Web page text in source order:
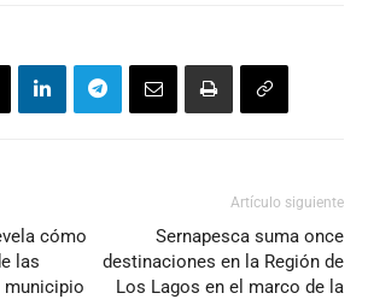
cómo
las
municipio
Artículo siguiente
Sernapesca suma once
destinaciones en la Región de
Los Lagos en el marco de la